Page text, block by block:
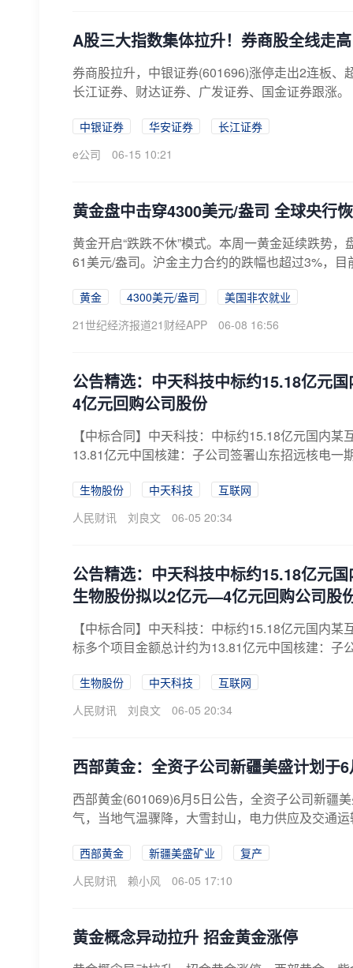
A股三大指数集体拉升！券商股全线走
券商股拉升，中银证券(601696)涨停走出2连板
长江证券、财达证券、广发证券、国金证券跟涨。
中银证券 华安证券
长江证券
e公司
06-15 10:21
黄金盘中击穿4300美元/盎司 全球央行
黄金开启“跌跌不休”模式。本周一黄金延续跌势
61美元/盎司。沪金主力合约的跌幅也超过3%，
黄金 4300美元/盎司
美国非农就业
21世纪经济报道21财经APP
06-08 16:56
公告精选：中天科技中标约15.18亿元
4亿元回购公司股份
【中标合同】中天科技：中标约15.18亿元国内
13.81亿元中国核建：子公司签署山东招远核电
生物股份 中天科技
互联网
人民财讯
刘良文 06-05 20:34
公告精选：中天科技中标约15.18亿元
生物股份拟以2亿元—4亿元回购公司股
【中标合同】中天科技：中标约15.18亿元国内
标多个项目金额总计约为13.81亿元中国核建：子
生物股份 中天科技
互联网
人民财讯
刘良文 06-05 20:34
西部黄金：全资子公司新疆美盛计划于
西部黄金(601069)6月5日公告，全资子公司新疆
气，当地气温骤降，大雪封山，电力供应及交通
西部黄金 新疆美盛矿业
复产
人民财讯
赖小风 06-05 17:10
黄金概念异动拉升 招金黄金涨停